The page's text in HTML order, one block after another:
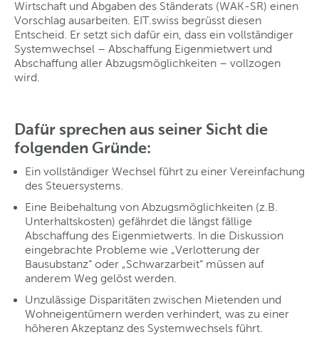
Wirtschaft und Abgaben des Ständerats (WAK-SR) einen
Vorschlag ausarbeiten. EIT.swiss begrüsst diesen
Entscheid. Er setzt sich dafür ein, dass ein vollständiger
Systemwechsel – Abschaffung Eigenmietwert und
Abschaffung aller Abzugsmöglichkeiten – vollzogen
wird.
Dafür sprechen aus seiner Sicht die
folgenden Gründe:
Ein vollständiger Wechsel führt zu einer Vereinfachung
des Steuersystems.
Eine Beibehaltung von Abzugsmöglichkeiten (z.B.
Unterhaltskosten) gefährdet die längst fällige
Abschaffung des Eigenmietwerts. In die Diskussion
eingebrachte Probleme wie „Verlotterung der
Bausubstanz“ oder „Schwarzarbeit“ müssen auf
anderem Weg gelöst werden.
Unzulässige Disparitäten zwischen Mietenden und
Wohneigentümern werden verhindert, was zu einer
höheren Akzeptanz des Systemwechsels führt.